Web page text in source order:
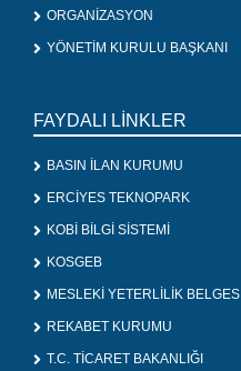
ORGANİZASYON
YÖNETİM KURULU BAŞKANI
FAYDALI LİNKLER
BASIN İLAN KURUMU
ERCİYES TEKNOPARK
KOBİ BİLGİ SİSTEMİ
KOSGEB
MESLEKİ YETERLİLİK BELGESİ
REKABET KURUMU
T.C. TİCARET BAKANLIĞI